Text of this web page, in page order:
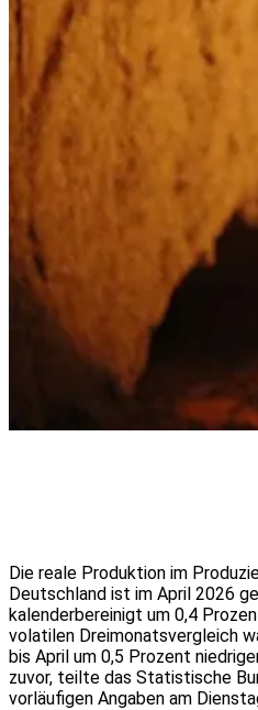
Die reale Produktion im
Deutschland ist im April 2026
kalenderbereinigt um 0,4
volatilen Dreimonatsvergleich
bis April um 0,5 Prozent
zuvor, teilte das Statistische
vorläufigen Angaben am